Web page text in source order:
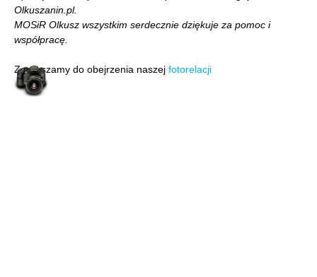
Olkuszanin.pl.
MOSiR Olkusz wszystkim serdecznie dziękuje za pomoc i
współpracę.
Zapraszamy do obejrzenia naszej fotorelacji